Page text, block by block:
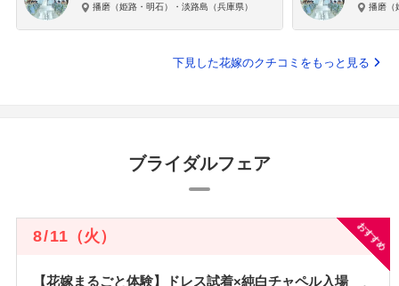
播磨（姫路・明石）・淡路島（兵庫県） 播磨（
下見した花嫁のクチコミをもっと見る
ブライダルフェア
おすすめ
8/11 （火）
【花嫁まるごと体験】ドレス試着×純白チャペル入場